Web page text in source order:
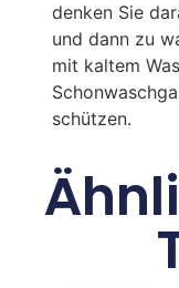
denken Sie
und dann zu
mit kaltem
schützen.